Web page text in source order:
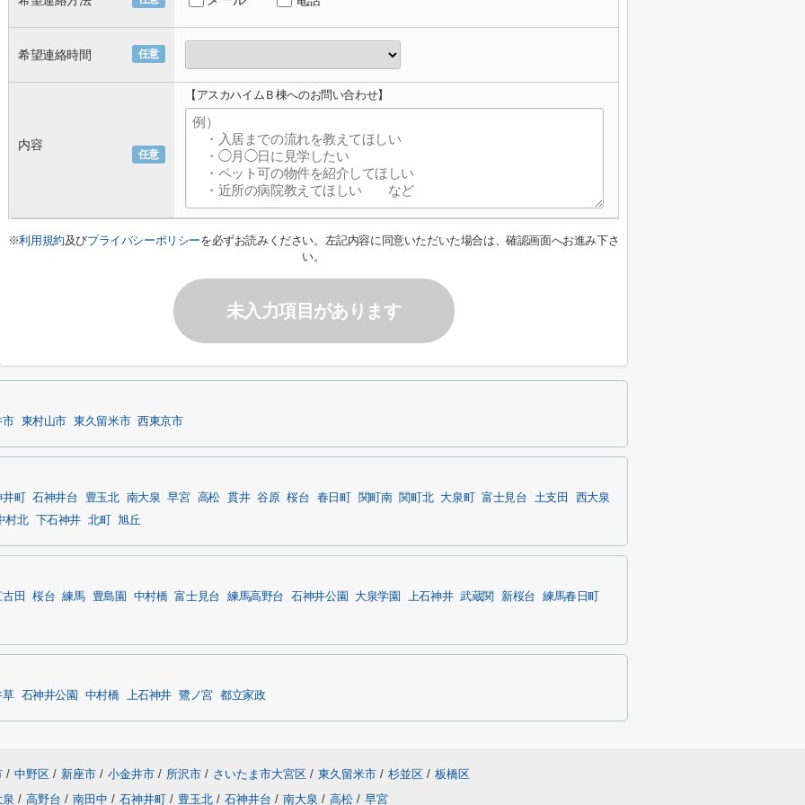
任意
希望連絡時間
任意
内容
【アスカハイムＢ棟へのお問い合わせ】
※利用規約及びプライバシーポリシーを必ずお読みください。左記内容に同意いただいた場合は、確認画面へお進み下さ
い。
未入力項目があります
市 東村山市 東久留米市 西東京市
町 石神井台 豊玉北 南大泉 早宮 高松 貫井 谷原 桜台 春日町 関町南 関町北 大泉町 富士見台 土支田
西大泉
村北 下石神井 北町 旭丘
古田 桜台 練馬 豊島園 中村橋 富士見台 練馬高野台 石神井公園 大泉学園 上石神井 武蔵関 新桜台
練馬春日町
草 石神井公園 中村橋 上石神井 鷺ノ宮 都立家政
/ 中野区 / 新座市 / 小金井市 / 所沢市 / さいたま市大宮区 / 東久留米市 / 杉並区 / 板橋区
泉 / 高野台 / 南田中 / 石神井町 / 豊玉北 / 石神井台 / 南大泉 / 高松 / 早宮